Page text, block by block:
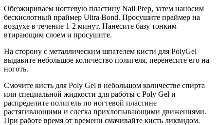
Обезжириваем ногтевую пластину Nail Prep, затем наносим
бескислотный праймер Ultra Bond. Просушите праймер на
воздухе в течение 1-2 минут. Нанесите базу тонким
втирающим слоем и просушите.
На сторону с металлическим шпателем кисти для PolyGel
выдавите небольшое количество полигеля, перенесите его на
ноготь.
Смочите кисть для Poly Gel в небольшом количестве спирта
или специальной жидкости для работы с Poly Gel и
распределите полигель по ногтевой пластине
растягивающими и слегка прихлопывающими движениями.
При работе время от времени смачивайте кисть ликвидом.